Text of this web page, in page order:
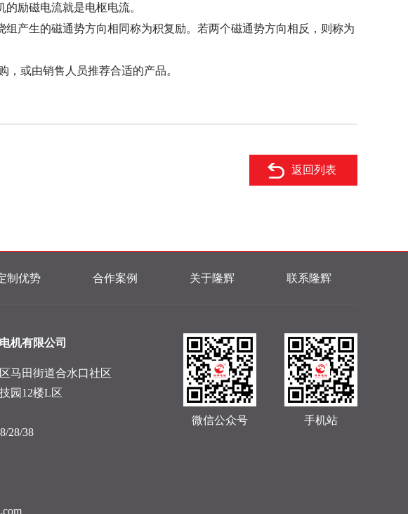
励磁电流就是电枢电流。
产生的磁通势方向相同称为积复励。若两个磁通势方向相反，则称为
或由销售人员推荐合适的产品。
返回列表
制优势 合作案例 关于隆辉 联系隆辉
机有限公司
马田街道合水口社区
园12楼L区
28/38
微信公众号 手机站